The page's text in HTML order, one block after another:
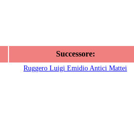
Successore:
Ruggero Luigi Emidio Antici Mattei